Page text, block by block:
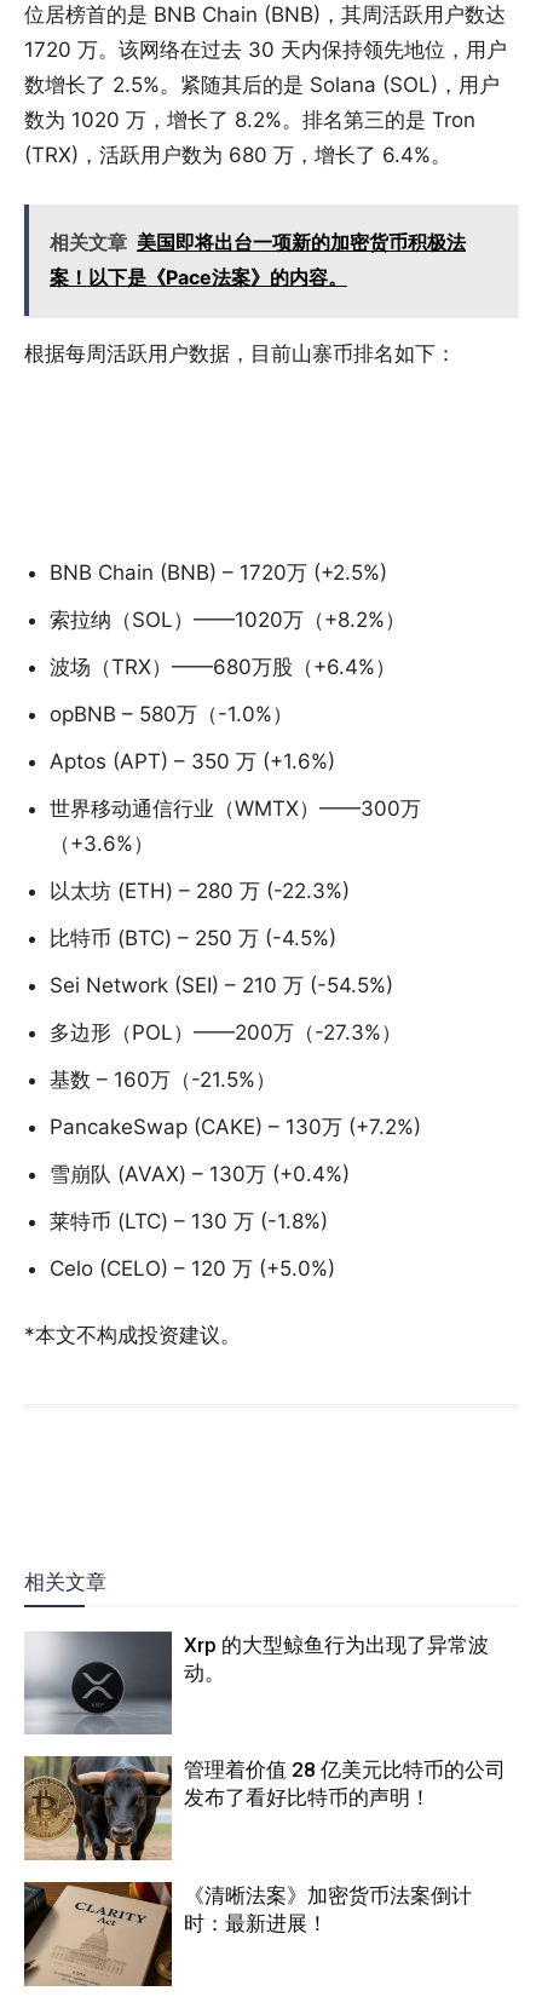
位居榜首的是 BNB Chain (BNB)，其周活跃用户数达
1720 万。该网络在过去 30 天内保持领先地位，用户
数增长了 2.5%。紧随其后的是 Solana (SOL)，用户
数为 1020 万，增长了 8.2%。排名第三的是 Tron
(TRX)，活跃用户数为 680 万，增长了 6.4%。
相关文章 美国即将出台一项新的加密货币积极法
案！以下是《Pace法案》的内容。
根据每周活跃用户数据，目前山寨币排名如下：
BNB Chain (BNB) – 1720万 (+2.5%)
索拉纳（SOL）——1020万（+8.2%）
波场（TRX）——680万股（+6.4%）
opBNB – 580万（-1.0%）
Aptos (APT) – 350 万 (+1.6%)
世界移动通信行业（WMTX）——300万
（+3.6%）
以太坊 (ETH) – 280 万 (-22.3%)
比特币 (BTC) – 250 万 (-4.5%)
Sei Network (SEI) – 210 万 (-54.5%)
多边形（POL）——200万（-27.3%）
基数 – 160万（-21.5%）
PancakeSwap (CAKE) – 130万 (+7.2%)
雪崩队 (AVAX) – 130万 (+0.4%)
莱特币 (LTC) – 130 万 (-1.8%)
Celo (CELO) – 120 万 (+5.0%)
*本文不构成投资建议。
相关文章
Xrp 的大型鲸鱼行为出现了异常波
动。
管理着价值 28 亿美元比特币的公司
发布了看好比特币的声明！
《清晰法案》加密货币法案倒计
时：最新进展！